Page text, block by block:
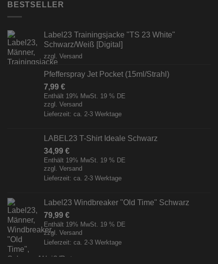
BESTSELLER
Label23 Trainingsjacke "TS 23 White"
Schwarz/Weiß [Digital]
zzgl. Versand
Pfefferspray Jet Pocket (15ml/Strahl)
7,99 €
Enthält 19% MwSt. 19 % DE
zzgl. Versand
Lieferzeit: ca. 2-3 Werktage
LABEL23 T-Shirt Ideale Schwarz
34,99 €
Enthält 19% MwSt. 19 % DE
zzgl. Versand
Lieferzeit: ca. 2-3 Werktage
Label23 Windbreaker "Old Time" Schwarz
79,99 €
Enthält 19% MwSt. 19 % DE
zzgl. Versand
Lieferzeit: ca. 2-3 Werktage